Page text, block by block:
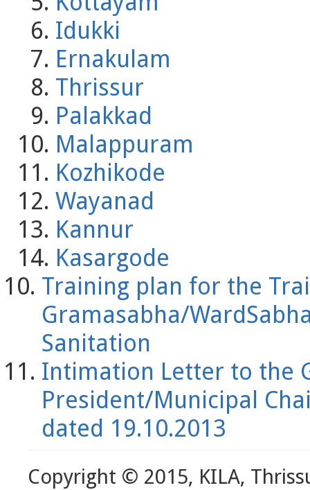
Idukki
Ernakulam
Thrissur
Palakkad
Malappuram
Kozhikode
Wayanad
Kannur
Kasargode
Training plan for the
Gramasabha/
Sanitation
Intimation Letter to the
President/Municipal
dated 19.10.2013
Copyright © 2015, KILA,